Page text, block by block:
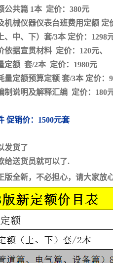
公共篇 1本 定价：380元
机械仪器仪表台班费用定额 定
中、下）套/3本 定价：1298
依据宣贯材料 定价：120元、
定额 套/2本 定价：1980元
定额预算定额 套/3本 定价：
制说明及解释汇编 定价：180
促销价：1500元套
发货了
给送货员就可以了.
版全新，不必担心，请大家放